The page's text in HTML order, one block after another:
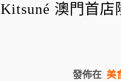
Kitsuné 澳門首
發佈在 美